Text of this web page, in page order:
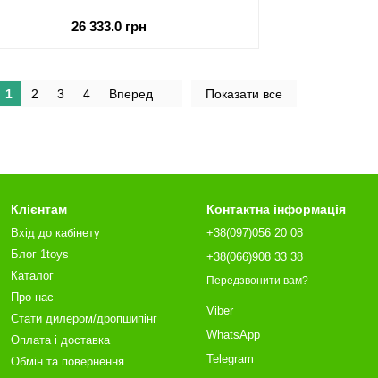
26 333.0 грн
1 2 3 4 Вперед Показати все
Клієнтам
Вхід до кабінету
Блог 1toys
Каталог
Про нас
Стати дилером/дропшипінг
Оплата і доставка
Обмін та повернення
Контактна інформація
+38(097)056 20 08
+38(066)908 33 38
Передзвонити вам?
Viber
WhatsApp
Telegram